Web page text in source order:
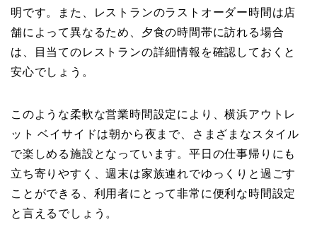
明です。また、レストランのラストオーダー時間は店
舗によって異なるため、夕食の時間帯に訪れる場合
は、目当てのレストランの詳細情報を確認しておくと
安心でしょう。
このような柔軟な営業時間設定により、横浜アウトレ
ット ベイサイドは朝から夜まで、さまざまなスタイル
で楽しめる施設となっています。平日の仕事帰りにも
立ち寄りやすく、週末は家族連れでゆっくりと過ごす
ことができる、利用者にとって非常に便利な時間設定
と言えるでしょう。